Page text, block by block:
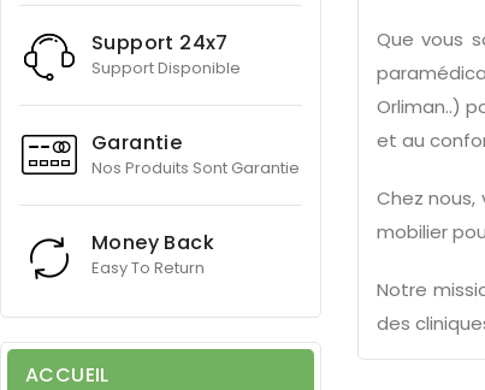
Support 24x7
Support Disponible
Garantie
Nos Produits Sont Garantie
Money Back
Easy To Return
ACCUEIL
Que vous
Orliman..)
et au
Chez
mobilier
Notre
des